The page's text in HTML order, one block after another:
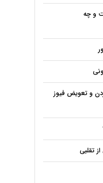
و چه
و تعویض فیوز
تقلبی